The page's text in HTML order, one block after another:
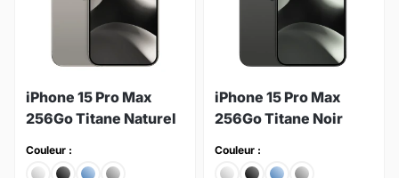
iPhone 15 Pro Max
256Go Titane Naturel
Couleur :
iPhone 15 Pro Max
256Go Titane Noir
Couleur :